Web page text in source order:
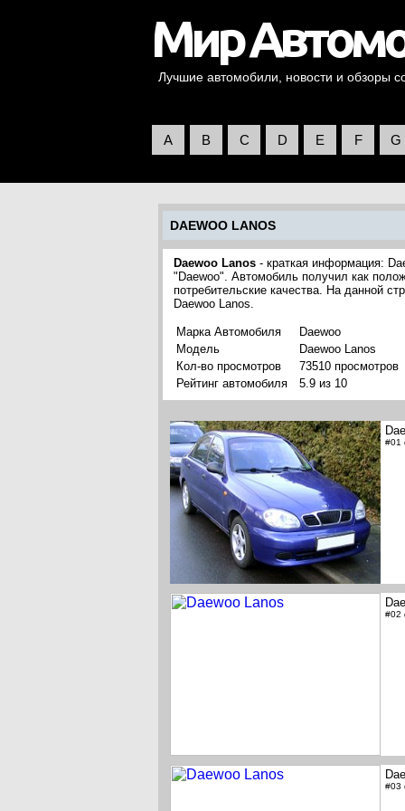
Лучшие автомобили, новости и обзоры
A B C D E F G
DAEWOO LANOS
Daewoo Lanos - краткая информация:
"Daewoo". Автомобиль получил как
потребительские качества. На данной
Daewoo Lanos.
Марка Автомобиля
Daewoo
Модель
Daewoo Lanos
Кол-во просмотров
73510 просмотров
Рейтинг автомобиля
5.9 из 10
#01
#02
#03